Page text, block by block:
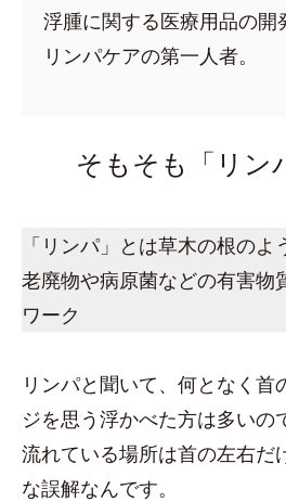
浮腫に関する医療用品の開
リンパケアの第一人者。
そもそも「リン
「リンパ」とは草木の根のよ
老廃物や病原菌などの有害物
ワーク
リンパと聞いて、何となく首
ジを思う浮かべた方は多いの
流れている場所は首の左右だ
な誤解なんです。